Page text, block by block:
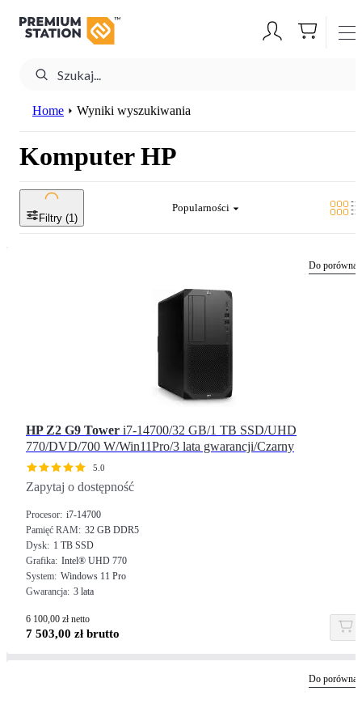
Home Wyniki wyszukiwania
Komputer HP
Filtry (1)
Popularności
Do
HP Z2 G9 Tower i7-14700/32 GB/1 TB SSD/UHD
770/DVD/700 W/Win11Pro/3 lata gwarancji/Czarny
5.0
Zapytaj o dostępność
Procesor i7-14700
Pamięć RAM
32 GB DDR5
Dysk
1 TB SSD
Grafika Intel® UHD 770
System Windows 11 Pro
Gwarancja 3 lata
6 100,00 zł netto
7 503,00 zł brutto
Do